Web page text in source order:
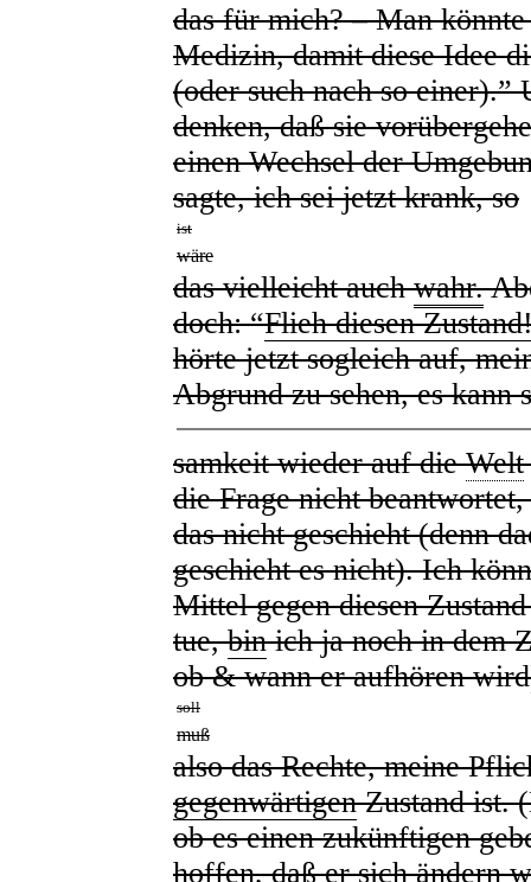
das für mich? – Man
Medizin, damit diese Idee
(oder such nach so
denken, daß sie
einen Wechsel der
sagte, ich sei jetzt krank, so
ist
wäre
das vielleicht auchwahr.
doch: “Flieh diesen
hörte jetzt sogleich auf,
Abgrund zu sehen,es kann
samkeit wieder auf dieWelt
die Frage nicht
das nicht geschieht (denn
geschieht es nicht). Ich
Mittel gegen diesen
tue,binich ja noch in dem
ob & wann er aufhören
soll
muß
also das Rechte, meine
gegenwärtigenZustand ist.
ob es einen zukünftigen
hoffen, daß er sich ändern